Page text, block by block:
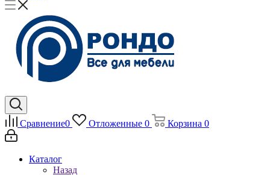
Сравнение0 Отложенные 0 Корзина 0
Каталог
Назад